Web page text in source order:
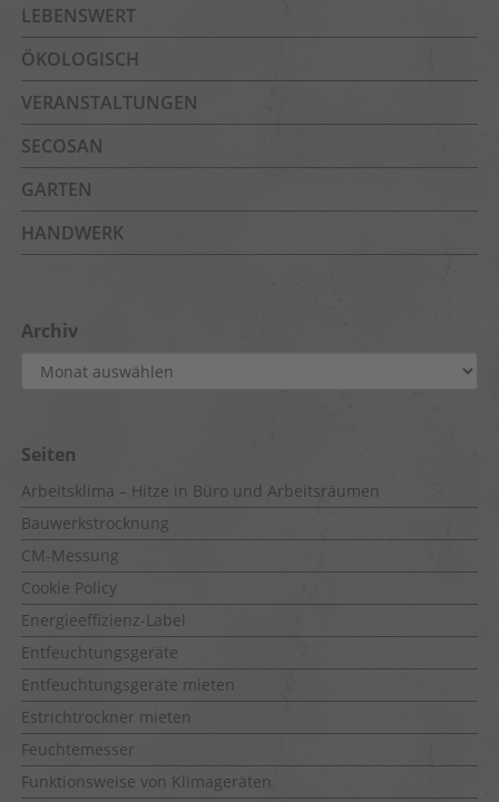
LEBENSWERT
ÖKOLOGISCH
VERANSTALTUNGEN
SECOSAN
GARTEN
HANDWERK
Archiv
Archiv
Seiten
Arbeitsklima – Hitze in Büro und Arbeitsräumen
Bauwerkstrocknung
CM-Messung
Cookie Policy
Energieeffizienz-Label
Entfeuchtungsgeräte
Entfeuchtungsgeräte mieten
Estrichtrockner mieten
Feuchtemesser
Funktionsweise von Klimageräten